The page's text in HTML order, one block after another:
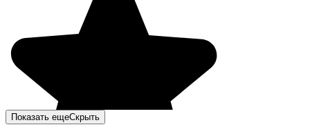
Показать ещеСкрыть